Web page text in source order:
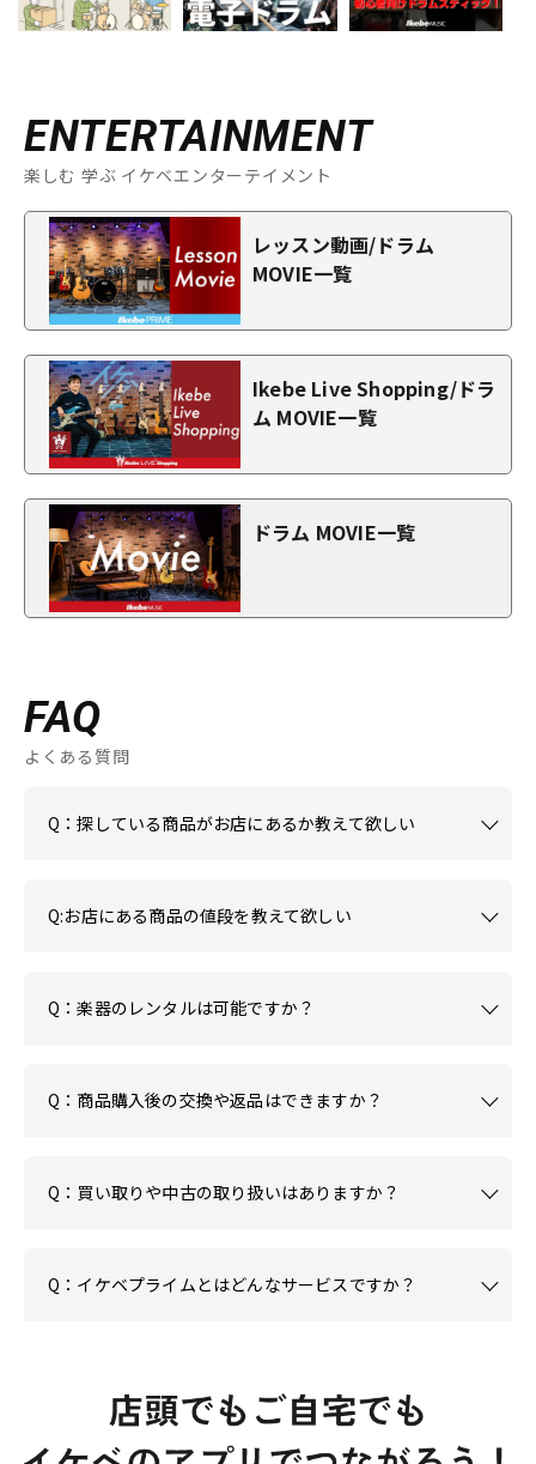
ENTERTAINMENT
楽しむ 学ぶ イケベエンターテイメント
レッスン動画/ドラム
MOVIE一覧
Ikebe Live Shopping/ドラ
ム MOVIE一覧
ドラム MOVIE一覧
FAQ
よくある質問
Q：探している商品がお店にあるか教えて欲しい
Q:お店にある商品の値段を教えて欲しい
Q：楽器のレンタルは可能ですか？
Q：商品購入後の交換や返品はできますか？
Q：買い取りや中古の取り扱いはありますか？
Q：イケベプライムとはどんなサービスですか？